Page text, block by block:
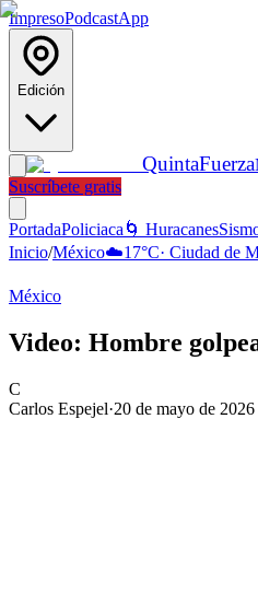
ImpresoPodcastApp
Edición
QuintaFuerza
Suscríbete gratis
PortadaPoliciaca 🌀 Huracanes
Inicio/México☁️17°C· Ciudad de
México
Video: Hombre
C
Carlos Espejel·20 de mayo de 2026